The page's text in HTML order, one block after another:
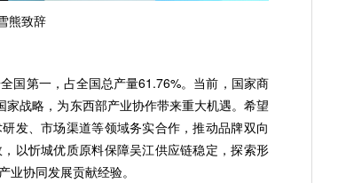
熊致辞
国第一，占全国总产量61.76%。当前，国家商
家战略，为东西部产业协作带来重大机遇。希望
发、市场渠道等领域务实合作，推动品牌双向
以忻城优质原料保障吴江供应链稳定，探索形
协同发展贡献经验。